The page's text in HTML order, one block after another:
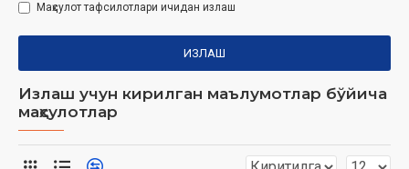
Маҳсулот тафсилотлари ичидан излаш
ИЗЛАШ
Излаш учун кирилган маълумотлар бўйича
маҳсулотлар